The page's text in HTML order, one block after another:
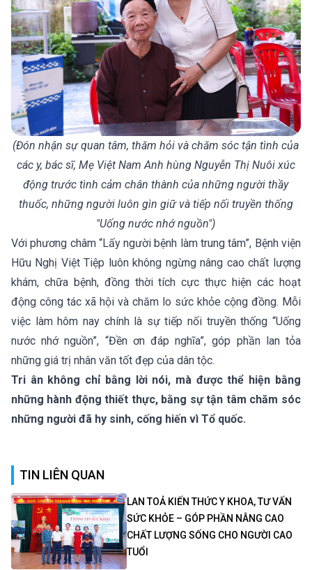
(Đón nhận sự quan tâm, thăm hỏi và chăm sóc tận tình của
các y, bác sĩ, Mẹ Việt Nam Anh hùng Nguyễn Thị Nuôi xúc
động trước tình cảm chân thành của những người thầy
thuốc, những người luôn gìn giữ và tiếp nối truyền thống
"Uống nước nhớ nguồn")
Với phương châm “Lấy người bệnh làm trung tâm”, Bệnh viện
Hữu Nghị Việt Tiệp luôn không ngừng nâng cao chất lượng
khám, chữa bệnh, đồng thời tích cực thực hiện các hoạt
động công tác xã hội và chăm lo sức khỏe cộng đồng. Mỗi
việc làm hôm nay chính là sự tiếp nối truyền thống “Uống
nước nhớ nguồn”, “Đền ơn đáp nghĩa”, góp phần lan tỏa
những giá trị nhân văn tốt đẹp của dân tộc.
Tri ân không chỉ bằng lời nói, mà được thể hiện bằng
những hành động thiết thực, bằng sự tận tâm chăm sóc
những người đã hy sinh, cống hiến vì Tổ quốc.
TIN LIÊN QUAN
LAN TOẢ KIẾN THỨC Y KHOA, TƯ VẤN
SỨC KHỎE – GÓP PHẦN NÂNG CAO
CHẤT LƯỢNG SỐNG CHO NGƯỜI CAO
TUỔI